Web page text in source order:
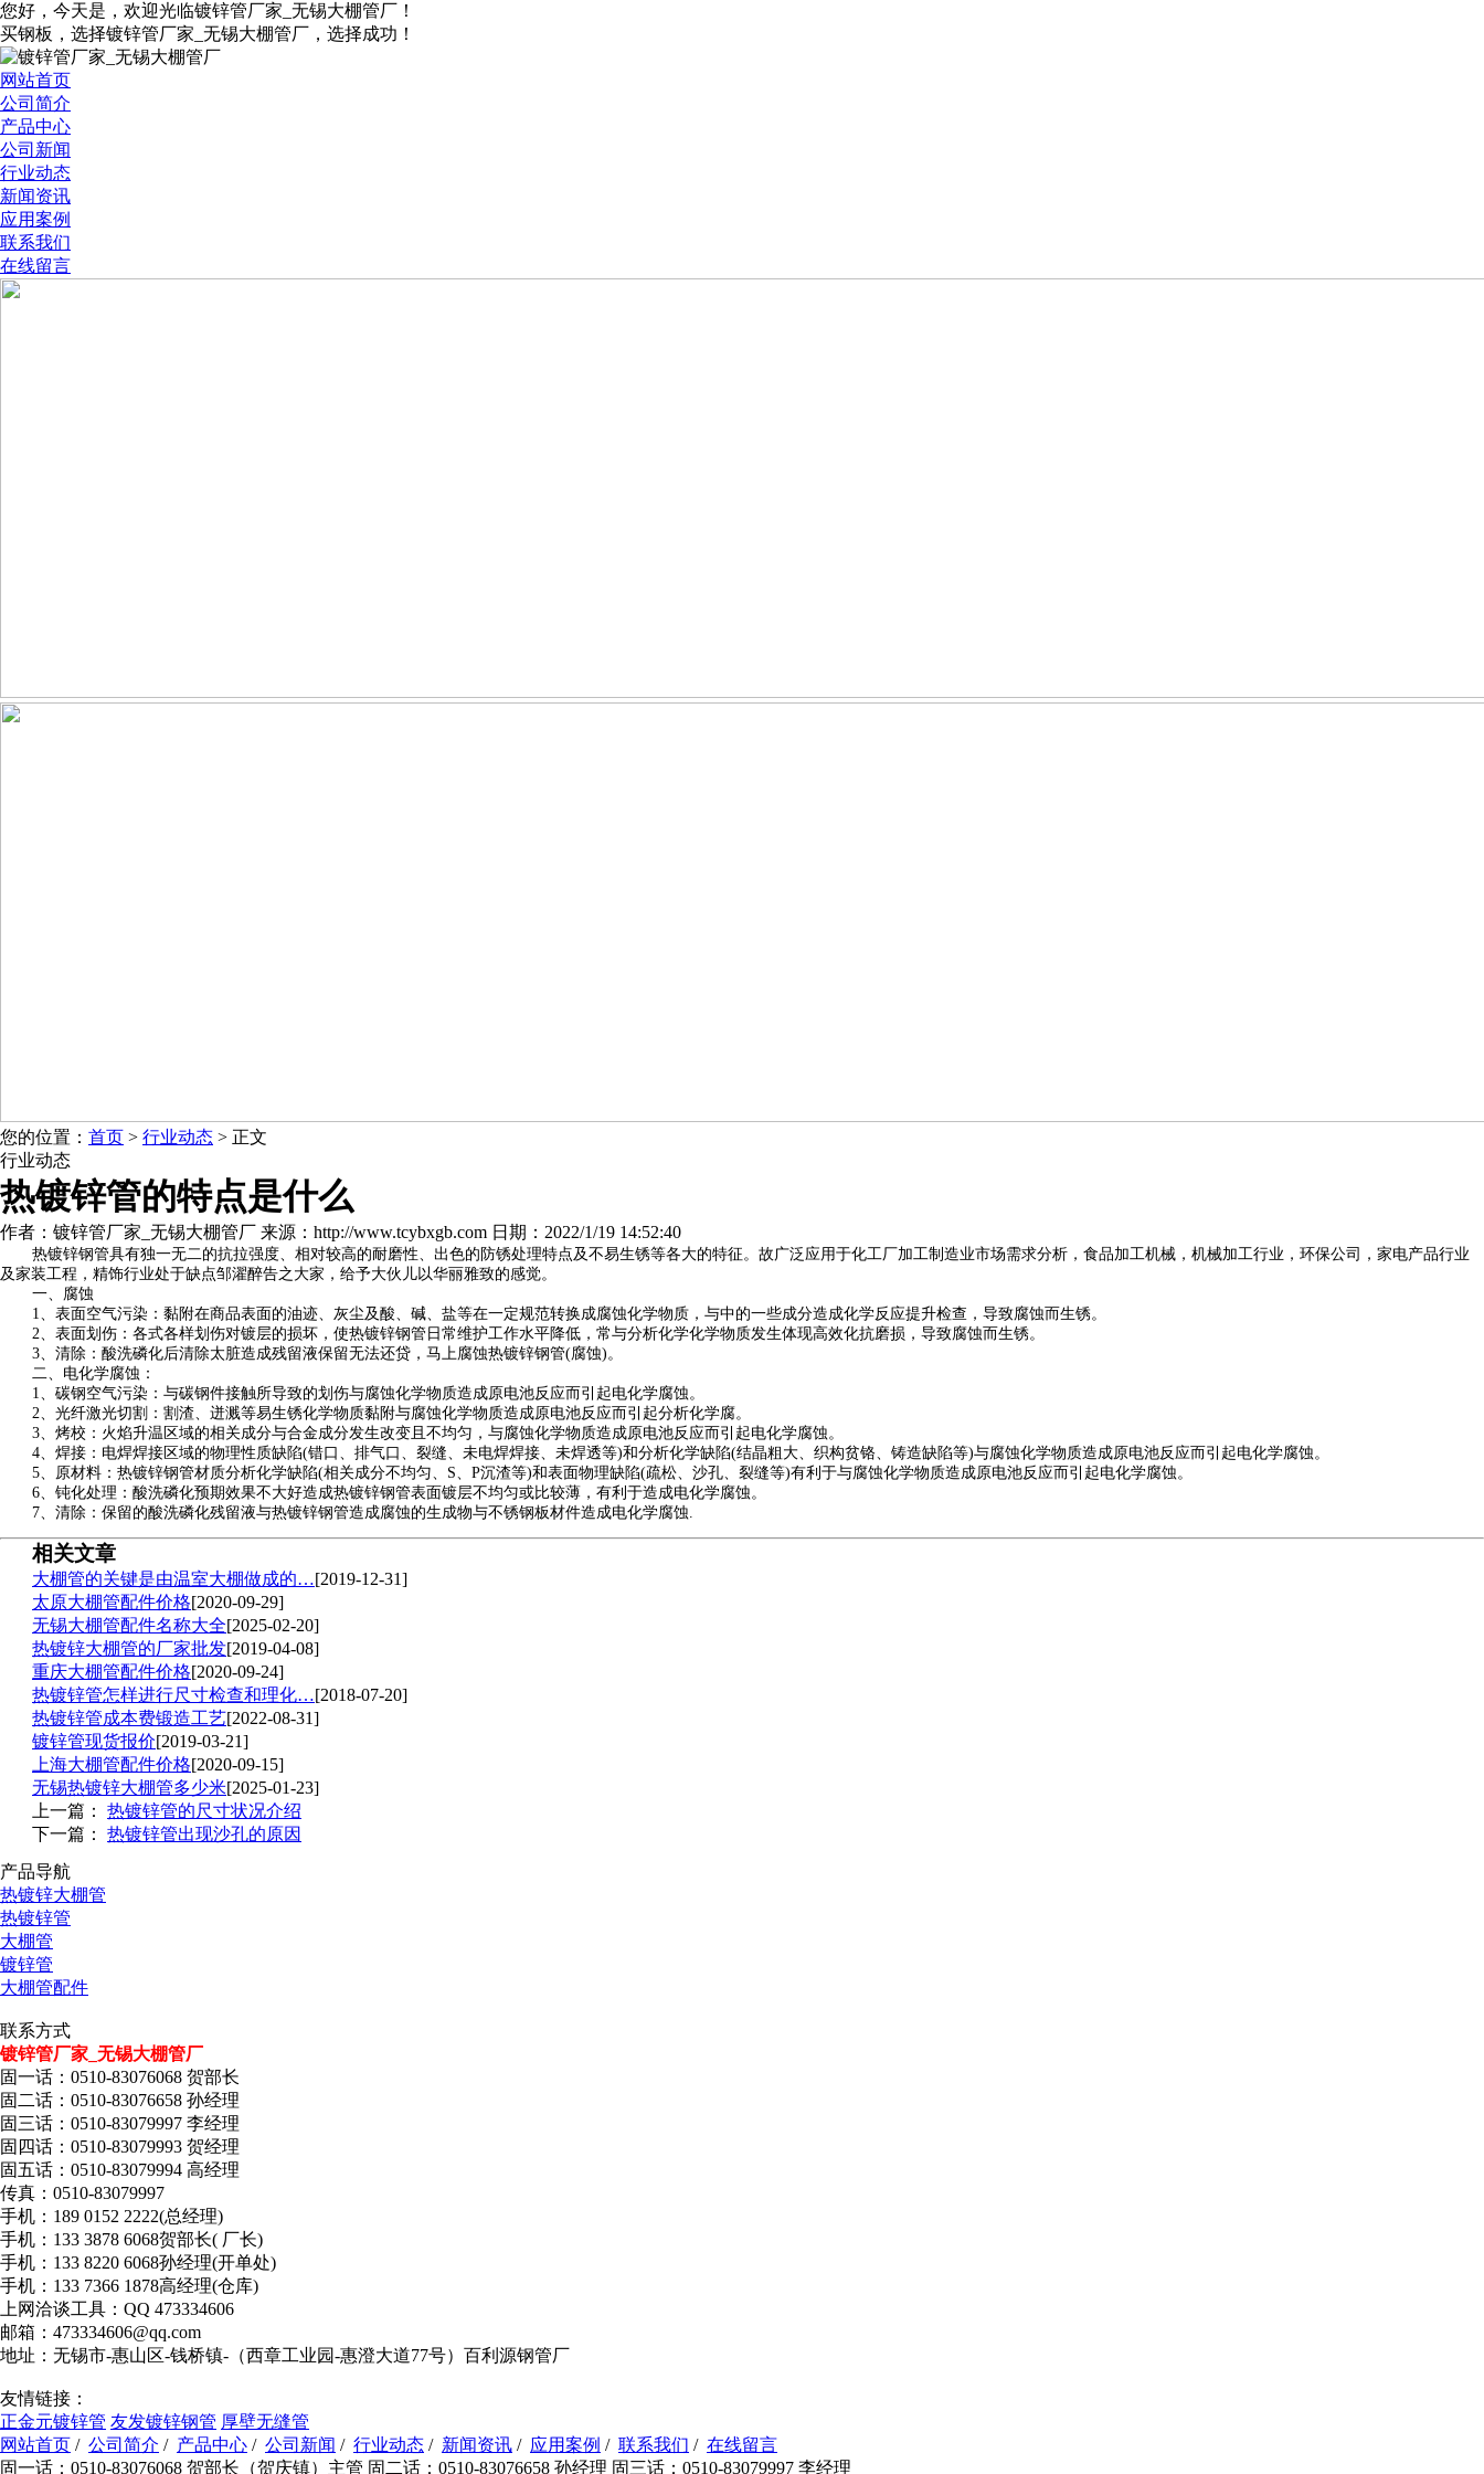
您好，今天是 ，欢迎光临镀锌管厂家_无锡大棚管厂！
买钢板，选择镀锌管厂家_无锡大棚管厂，选择成功！
网站首页
公司简介
产品中心
公司新闻
行业动态
新闻资讯
应用案例
联系我们
在线留言
您的位置： 首页 > 行业动态 > 正文
行业动态
热镀锌管的特点是什么
作者：镀锌管厂家_无锡大棚管厂 来源：http://www.tcybxgb.com 日期：2022/1/19 14:52:40
热镀锌钢管具有独一无二的抗拉强度、相对较高的耐磨性、出色的防锈处理特点及不易生锈等各大的特征。故广泛应用于化工厂加工制造业市场需求分析，食品加工机械，机械加工行业，环保公司，家电产品行业
及家装工程，精饰行业处于缺点邹濯醉告之大家，给予大伙儿以华丽雅致的感觉。
一、腐蚀
1、表面空气污染：黏附在商品表面的油迹、灰尘及酸、碱、盐等在一定规范转换成腐蚀化学物质，与中的一些成分造成化学反应提升检查，导致腐蚀而生锈。
2、表面划伤：各式各样划伤对镀层的损坏，使热镀锌钢管 日常维护工作水平降低，常与分析化学化学物质发生体现高效化抗磨损，导致腐蚀而生锈。
3、清除：酸洗磷化后清除太脏造成残留液保留无法还贷，马上腐蚀热镀锌钢管(腐蚀)。
二、电化学腐蚀：
1、碳钢空气污染：与碳钢件接触所导致的划伤与腐蚀化学物质造成原电池反应而引起电化学腐蚀。
2、光纤激光切割：割渣、迸溅等易生锈化学物质黏附与腐蚀化学物质造成原电池反应而引起分析化学腐。
3、烤校：火焰升温区域的相关成分与合金成分发生改变且不均匀，与腐蚀化学物质造成原电池反应而引起电化学腐蚀。
4、焊接：电焊焊接区域的物理性质缺陷(错口、排气口、裂缝、未电焊焊接、未焊透等)和分析化学缺陷(结晶粗大、织构贫铬、铸造缺陷等)与腐蚀化学物质造成原电池反应而引起电化学腐蚀。
5、原材料： 热镀锌钢管材质分析化学缺陷(相关成分不均匀、S、P沉渣等)和表面物理缺陷(疏松、沙孔、裂缝等)有利于与腐蚀化学物质造成原电池反应而引起电化学腐蚀。
6、钝化处理：酸洗磷化预期效果不大好造成热镀锌钢管表面镀层不均匀或比较薄，有利于造成电化学腐蚀。
7、清除：保留的酸洗磷化残留液与热镀锌钢管造成腐蚀的生成物与不锈钢板材件造成电化学腐蚀.
相关文章
大棚管的关键是由温室大棚做成的…[2019-12-31]
太原大棚管配件价格[2020-09-29]
无锡大棚管配件名称大全[2025-02-20]
热镀锌大棚管的厂家批发[2019-04-08]
重庆大棚管配件价格[2020-09-24]
热镀锌管怎样进行尺寸检查和理化…[2018-07-20]
热镀锌管成本费锻造工艺[2022-08-31]
镀锌管现货报价[2019-03-21]
上海大棚管配件价格[2020-09-15]
无锡热镀锌大棚管多少米[2025-01-23]
上一篇： 热镀锌管的尺寸状况介绍
下一篇： 热镀锌管出现沙孔的原因
产品导航
热镀锌大棚管
热镀锌管
大棚管
镀锌管
大棚管配件
联系方式
镀锌管厂家_无锡大棚管厂
固一话：0510-83076068 贺部长
固二话：0510-83076658 孙经理
固三话：0510-83079997 李经理
固四话：0510-83079993 贺经理
固五话：0510-83079994 高经理
传真：0510-83079997
手机：189 0152 2222(总经理)
手机：133 3878 6068贺部长( 厂长)
手机：133 8220 6068孙经理(开单处)
手机：133 7366 1878高经理(仓库)
上网洽谈工具：QQ 473334606
邮箱：473334606@qq.com
地址：无锡市-惠山区-钱桥镇-（西章工业园-惠澄大道77号）百利源钢管厂
友情链接：
正金元镀锌管 友发镀锌钢管 厚壁无缝管
网站首页 / 公司简介 / 产品中心 / 公司新闻 / 行业动态 / 新闻资讯 / 应用案例 / 联系我们 / 在线留言
固一话：0510-83076068 贺部长（贺庆镇）主管 固二话：0510-83076658 孙经理 固三话：0510-83079997 李经理